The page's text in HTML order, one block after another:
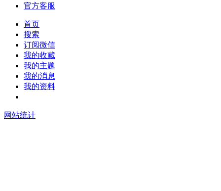
官方客服
首页
搜索
订阅微信
我的收藏
我的主题
我的消息
我的资料
网站统计